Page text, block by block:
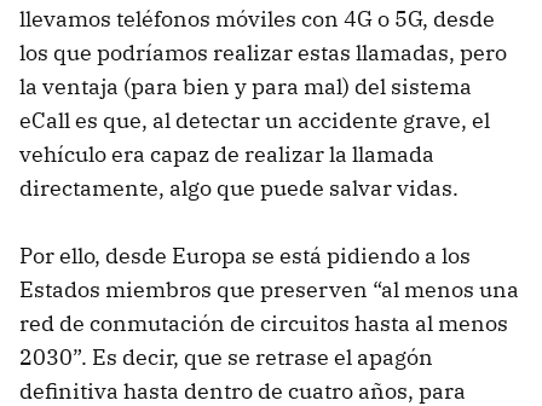
llevamos teléfonos móviles con 4G o 5G, desde
los que podríamos realizar estas llamadas, pero
la ventaja (para bien y para mal) del sistema
eCall es que, al detectar un accidente grave, el
vehículo era capaz de realizar la llamada
directamente, algo que puede salvar vidas.
Por ello, desde Europa se está pidiendo a los
Estados miembros que preserven “al menos una
red de conmutación de circuitos hasta al menos
2030”. Es decir, que se retrase el apagón
definitiva hasta dentro de cuatro años, para